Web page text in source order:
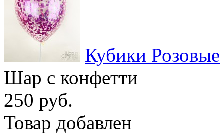
Кубики Розовые
Шар с конфетти
250 руб.
Товар добавлен